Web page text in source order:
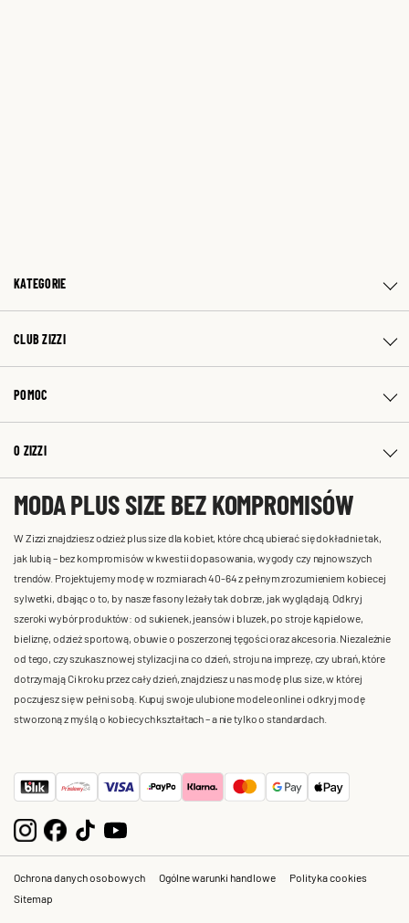
KATEGORIE
CLUB ZIZZI
POMOC
O ZIZZI
MODA PLUS SIZE BEZ KOMPROMISÓW
W Zizzi znajdziesz odzież plus size dla kobiet, które chcą ubierać się dokładnie tak,
jak lubią – bez kompromisów w kwestii dopasowania, wygody czy najnowszych
trendów. Projektujemy modę w rozmiarach 40-64 z pełnym zrozumieniem kobiecej
sylwetki, dbając o to, by nasze fasony leżały tak dobrze, jak wyglądają. Odkryj
szeroki wybór produktów: od sukienek, jeansów i bluzek, po stroje kąpielowe,
bieliznę, odzież sportową, obuwie o poszerzonej tęgości oraz akcesoria. Niezależnie
od tego, czy szukasz nowej stylizacji na co dzień, stroju na imprezę, czy ubrań, które
dotrzymają Ci kroku przez cały dzień, znajdziesz u nas modę plus size, w której
poczujesz się w pełni sobą. Kupuj swoje ulubione modele online i odkryj modę
stworzoną z myślą o kobiecych kształtach – a nie tylko o standardach.
Ochrona danych osobowych Ogólne warunki handlowe
Polityka cookies
Sitemap